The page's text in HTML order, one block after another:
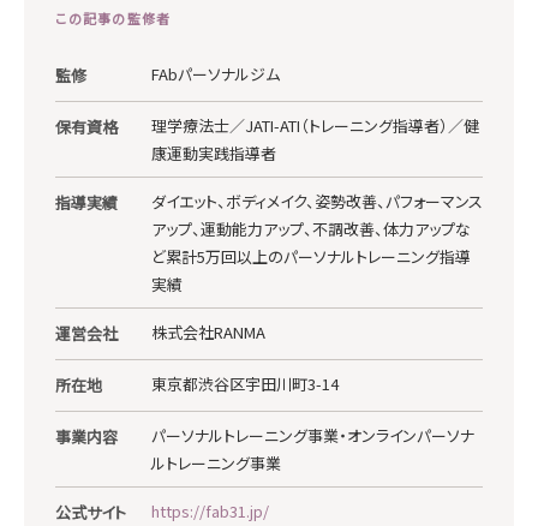
この記事の監修者
監修 FAbパーソナルジム
保有資格
理学療法士／JATI-ATI（トレーニング指導者）／健
康運動実践指導者
指導実績
ダイエット、ボディメイク、姿勢改善、パフォーマンス
アップ、運動能力アップ、不調改善、体力アップな
ど累計5万回以上のパーソナルトレーニング指導
実績
運営会社 株式会社RANMA
所在地 東京都渋谷区宇田川町3-14
事業内容
パーソナルトレーニング事業・オンラインパーソナ
ルトレーニング事業
公式サイト https://fab31.jp/